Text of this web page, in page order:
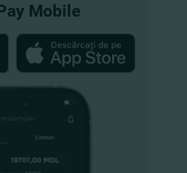
Mobile